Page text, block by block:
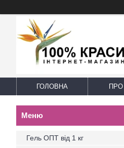
ГОЛОВНА
Гель ОПТ від 1 кг